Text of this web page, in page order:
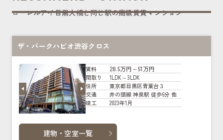
ローレルアイ目黒大橋と同じ駅の高級賃貸マンション
ザ・パークハビオ渋谷クロス
賃料 28.5万円～51万円
間取り
1LDK～3LDK
住所
東京都目黒区青葉台３
交通
井の頭線 神泉駅 徒歩6分 他
竣工
2023年1月
建物・空室一覧